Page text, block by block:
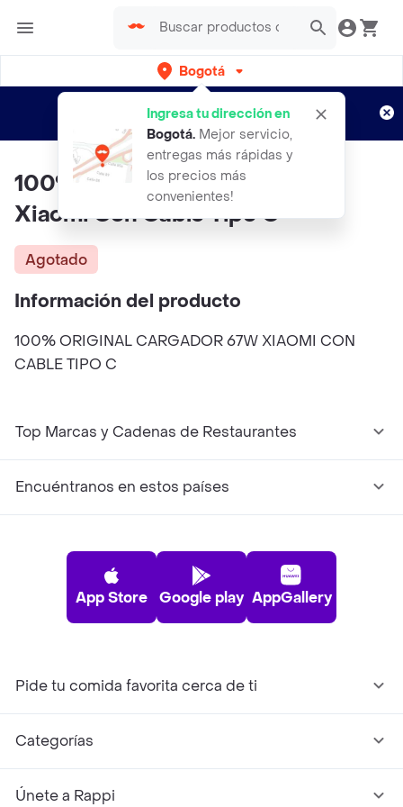
Bogotá
Ingresa tu dirección en
Bogotá. Mejor servicio,
entregas más rápidas y
los precios más
convenientes!
envíos gratis por semanas
Aplican TyC
100% Original Cargador 67w
Xiaomi Con Cable Tipo C
Agotado
Información del producto
100% ORIGINAL CARGADOR 67W XIAOMI CON
CABLE TIPO C
Top Marcas y Cadenas de Restaurantes
Encuéntranos en estos países
App Store Google play AppGallery
Pide tu comida favorita cerca de ti
Categorías
Únete a Rappi